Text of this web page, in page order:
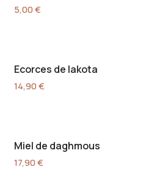
5,00€
Ecorces de lakota
14,90€
Miel de daghmous
17,90€